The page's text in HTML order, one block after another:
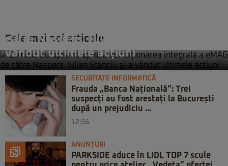
Cele mai noi articole
către Naspers. Iulian Stanciu și-a
vândut ultimele acțiuni
SECURITATE INFORMATICĂ
Frauda „Banca Națională”: Trei
suspecți au fost arestați la București
după un prejudiciu ...
12:56
ANUNȚURI
PARKSIDE aduce în LIDL TOP 7 scule